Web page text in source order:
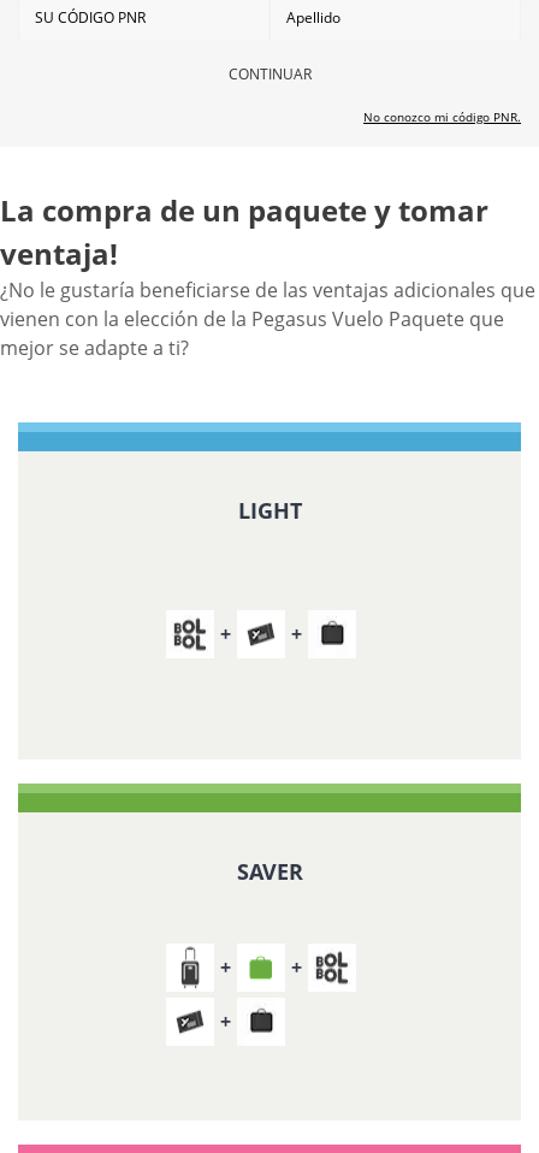
CONTINUAR
No conozco mi código PNR.
La compra de un paquete y tomar
ventaja!
¿No le gustaría beneficiarse de las ventajas adicionales que
vienen con la elección de la Pegasus Vuelo Paquete que
mejor se adapte a ti?
LIGHT
SAVER